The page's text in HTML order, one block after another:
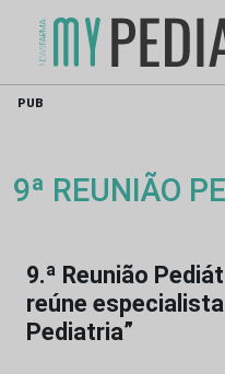
Skip
PUB
9ª REUNIÃO
9.ª Reunião
reúne
Pediatria”